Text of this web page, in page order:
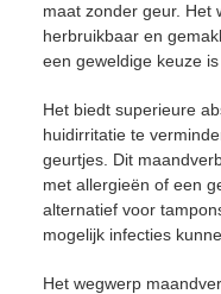
maat zonder geur. Het
herbruikbaar en
een geweldige keuze
Het biedt superieure
huidirritatie te
geurtjes. Dit
met allergieën of een
alternatief voor
mogelijk infecties
Het wegwerp